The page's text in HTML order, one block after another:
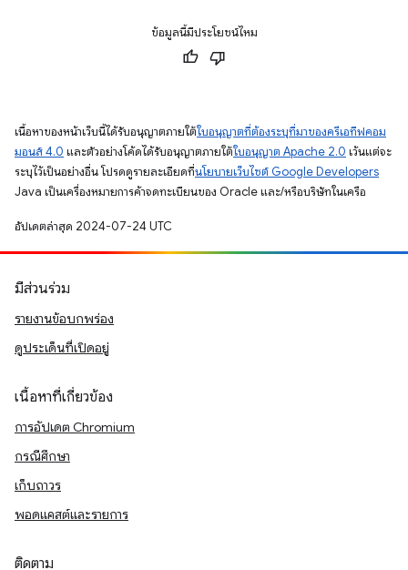
ข้อมูลนี้มีประโยชน์ไหม
เนื้อหาของหน้าเว็บนี้ได้รับอนุญาตภายใต้ใบอนุญาตที่ต้องระบุที่มาของครีเอทีฟคอม
มอนส์ 4.0 และตัวอย่างโค้ดได้รับอนุญาตภายใต้ใบอนุญาต Apache 2.0 เว้นแต่จะ
ระบุไว้เป็นอย่างอื่น โปรดดูรายละเอียดที่นโยบายเว็บไซต์ Google Developers
Java เป็นเครื่องหมายการค้าจดทะเบียนของ Oracle และ/หรือบริษัทในเครือ
อัปเดตล่าสุด 2024-07-24 UTC
มีส่วนร่วม
รายงานข้อบกพร่อง
ดูประเด็นที่เปิดอยู่
เนื้อหาที่เกี่ยวข้อง
การอัปเดต Chromium
กรณีศึกษา
เก็บถาวร
พอดแคสต์และรายการ
ติดตาม